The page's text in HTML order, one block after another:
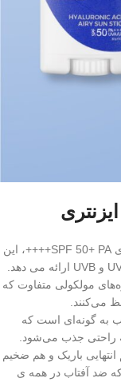
دارای SPF 50+ PA++++، این
مولکولی متفاوت که
می‌کنند.
به گونه‌ای است که
راحتی جذب می‌شود.
باریک و هم ضخیم
ضد آفتاب در همه ی